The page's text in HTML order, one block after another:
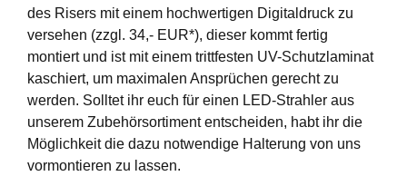
des Risers mit einem hochwertigen Digitaldruck zu
versehen (zzgl. 34,- EUR*), dieser kommt fertig
montiert und ist mit einem trittfesten UV-Schutzlaminat
kaschiert, um maximalen Ansprüchen gerecht zu
werden. Solltet ihr euch für einen LED-Strahler aus
unserem Zubehörsortiment entscheiden, habt ihr die
Möglichkeit die dazu notwendige Halterung von uns
vormontieren zu lassen.